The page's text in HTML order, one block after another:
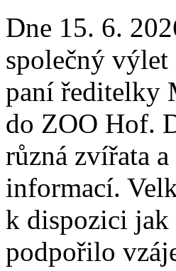
Dne 15. 6.
společný
paní ředitelky
do ZOO Hof.
různá zvířata
informací.
k dispozici jak
podpořilo